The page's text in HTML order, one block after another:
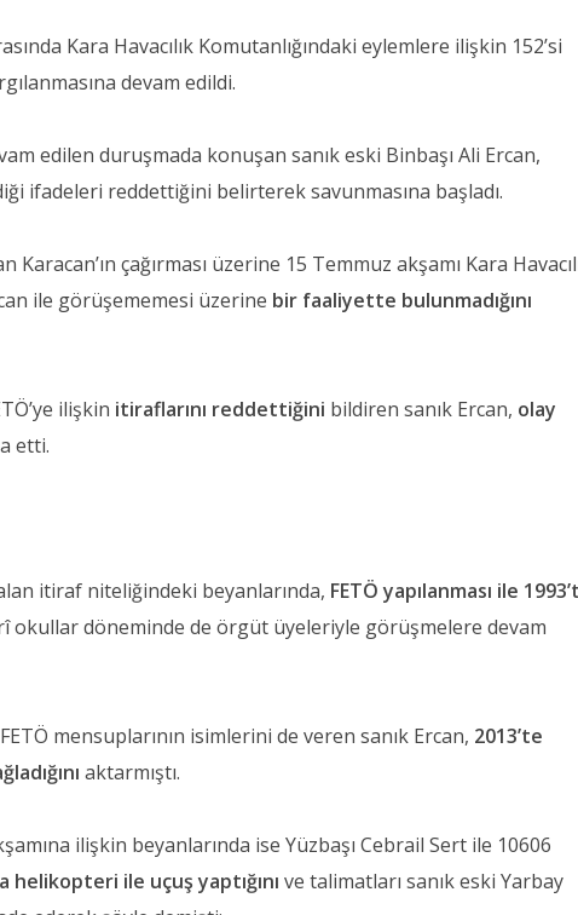
Kara Havacılık Komutanlığındaki eylemlere ilişkin 152’si
devam edildi.
edilen duruşmada konuşan sanık eski Binbaşı Ali Ercan,
ifadeleri reddettiğini belirterek savunmasına başladı.
Karacan’ın çağırması üzerine 15 Temmuz akşamı Kara
ile görüşememesi üzerine bir faaliyette bulunmadığını
ilişkin itiraflarını reddettiğini bildiren sanık Ercan, olay
etti.
itiraf niteliğindeki beyanlarında, FETÖ yapılanması ile
okullar döneminde de örgüt üyeleriyle görüşmelere devam
mensuplarının isimlerini de veren sanık Ercan, 2013’te
aktarmıştı.
ilişkin beyanlarında ise Yüzbaşı Cebrail Sert ile 10606
helikopteri ile uçuş yaptığını ve talimatları sanık eski Yarbay